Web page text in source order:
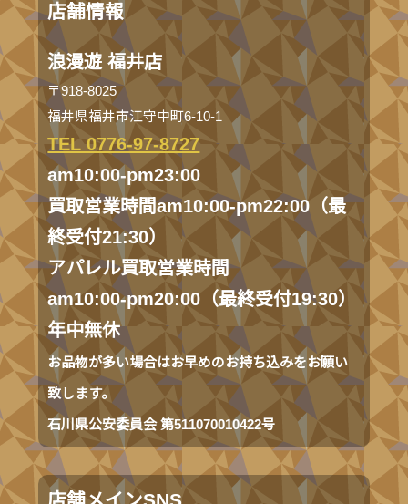
店舗情報
浪漫遊 福井店
〒918-8025
福井県福井市江守中町6-10-1
TEL 0776-97-8727
am10:00-pm23:00
買取営業時間am10:00-pm22:00（最
終受付21:30）
アパレル買取営業時間
am10:00-pm20:00（最終受付19:30）
年中無休
お品物が多い場合はお早めのお持ち込みをお願い
致します。
石川県公安委員会 第511070010422号